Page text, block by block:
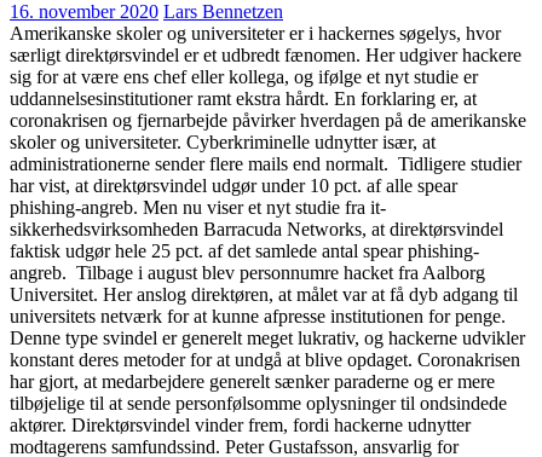
16. november 2020 Lars Bennetzen
Amerikanske skoler og universiteter er i hackernes søgelys, hvor
særligt direktørsvindel er et udbredt fænomen. Her udgiver hackere
sig for at være ens chef eller kollega, og ifølge et nyt studie er
uddannelsesinstitutioner ramt ekstra hårdt. En forklaring er, at
coronakrisen og fjernarbejde påvirker hverdagen på de amerikanske
skoler og universiteter. Cyberkriminelle udnytter især, at
administrationerne sender flere mails end normalt. Tidligere studier
har vist, at direktørsvindel udgør under 10 pct. af alle spear
phishing-angreb. Men nu viser et nyt studie fra it-
sikkerhedsvirksomheden Barracuda Networks, at direktørsvindel
faktisk udgør hele 25 pct. af det samlede antal spear phishing-
angreb. Tilbage i august blev personnumre hacket fra Aalborg
Universitet. Her anslog direktøren, at målet var at få dyb adgang til
universitets netværk for at kunne afpresse institutionen for penge.
Denne type svindel er generelt meget lukrativ, og hackerne udvikler
konstant deres metoder for at undgå at blive opdaget. Coronakrisen
har gjort, at medarbejdere generelt sænker paraderne og er mere
tilbøjelige til at sende personfølsomme oplysninger til ondsindede
aktører. Direktørsvindel vinder frem, fordi hackerne udnytter
modtagerens samfundssind. Peter Gustafsson, ansvarlig for